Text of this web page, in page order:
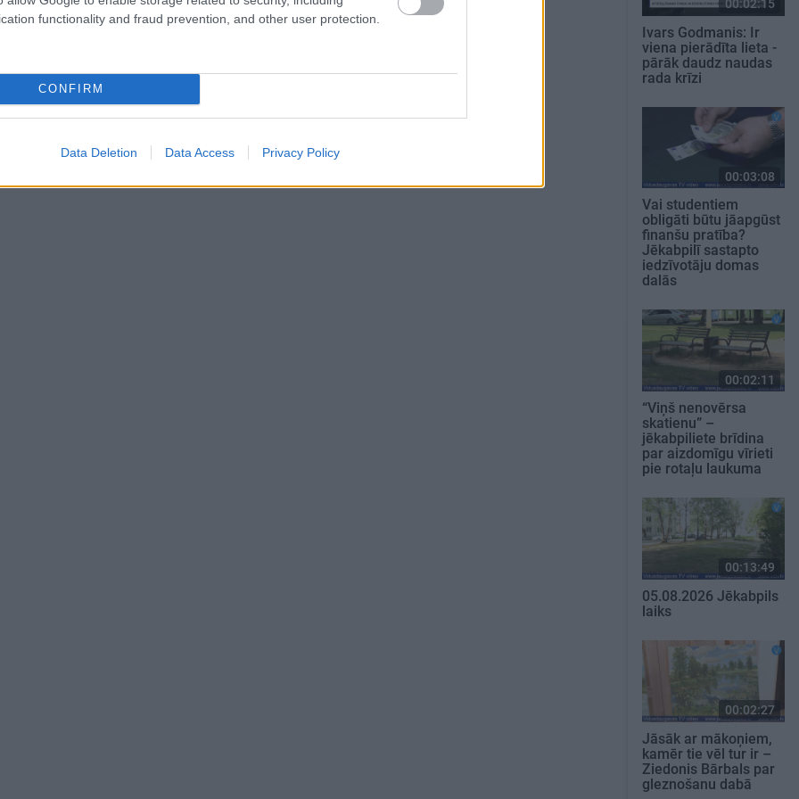
functionality and fraud prevention, and other user protection.
CONFIRM
Data Deletion Data Access Privacy Policy
00:02:15
Ivars Godmanis: Ir
viena pierādīta lieta -
pārāk daudz naudas
rada krīzi
00:03:08
Vai studentiem
obligāti būtu jāapgūst
finanšu pratība?
Jēkabpilī sastapto
iedzīvotāju domas
dalās
00:02:11
“Viņš nenovērsa
skatienu” –
jēkabpiliete brīdina
par aizdomīgu vīrieti
pie rotaļu laukuma
00:13:49
05.08.2026 Jēkabpils
laiks
00:02:27
Jāsāk ar mākoņiem,
kamēr tie vēl tur ir –
Ziedonis Bārbals par
gleznošanu dabā